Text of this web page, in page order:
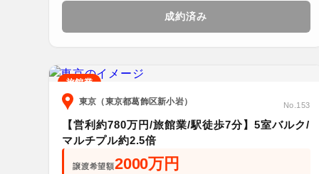
成約済み
旅館業
東京（東京都葛飾区新小岩）
No.153
【営利約780万円/旅館業/駅徒歩7分】5室バルク/
マルチプル約2.5倍
譲渡希望額2000万円